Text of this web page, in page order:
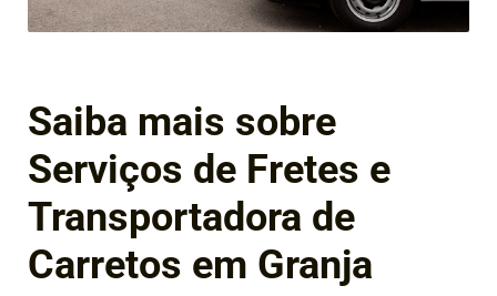
Saiba mais sobre
Serviços de Fretes e
Transportadora de
Carretos em Granja